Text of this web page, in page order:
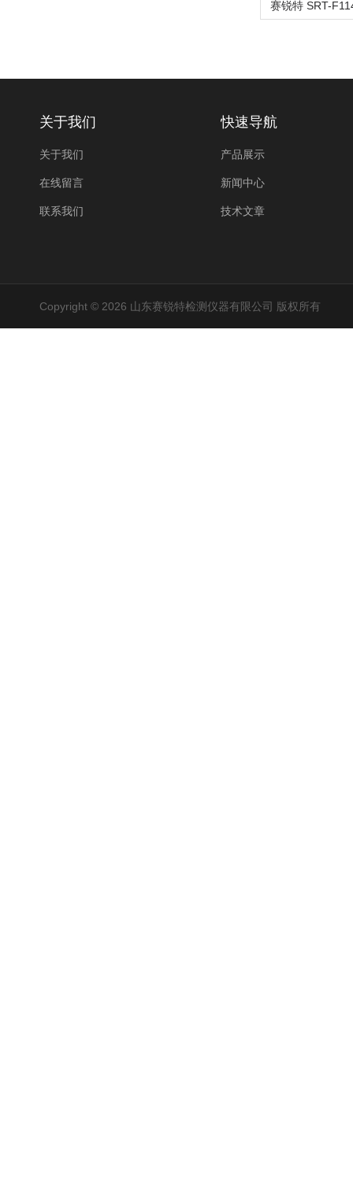
关于我们
关于我们
在线留言
联系我们
快速导航
产品展示
新闻中心
技术文章
Copyright © 2026 山东赛锐特检测仪器有限公司 版权所有